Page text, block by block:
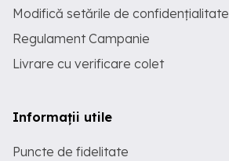
Modifică setările de confidențialitate
Regulament Campanie
Livrare cu verificare colet
Informații utile
Puncte de fidelitate